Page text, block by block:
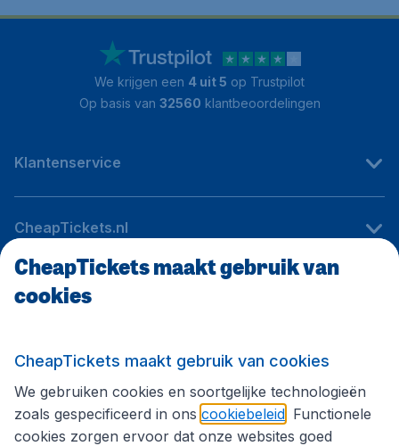
We krijgen een 4 uit 5 op Trustpilot
Op basis van 32560 klantbeoordelingen
Klantenservice
CheapTickets.nl
Internationale sites
Volg CheapTickets.nl
CheapTickets maakt gebruik van
cookies
CheapTickets maakt gebruik van cookies
We gebruiken cookies en soortgelijke technologieën
zoals gespecificeerd in ons cookiebeleid . Functionele
cookies zorgen ervoor dat onze websites goed